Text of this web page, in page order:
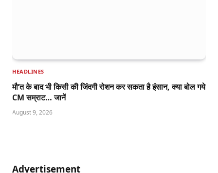
HEADLINES
मौ’त के बाद भी किसी की जिंदगी रोशन कर सकता है इंसान, क्या बोल गये
CM सम्राट… जानें
August 9, 2026
Advertisement